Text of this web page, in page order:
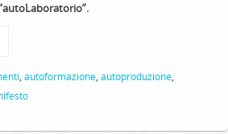
,autoformazione,autoproduzione,